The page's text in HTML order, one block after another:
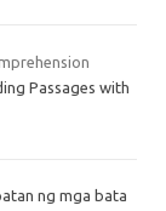
Passages with
ng mga bata